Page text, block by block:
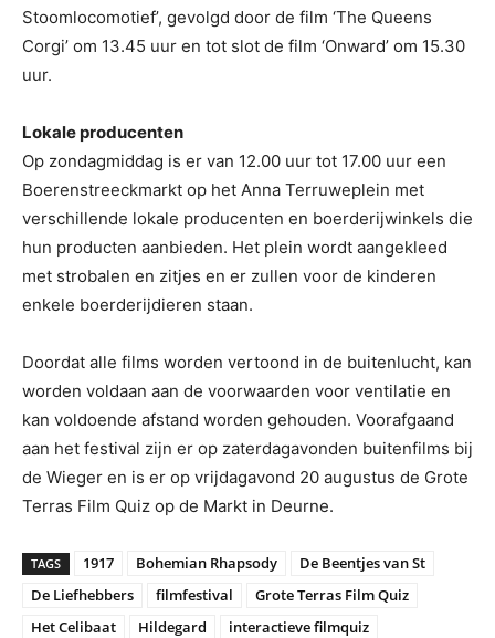
Stoomlocomotief’, gevolgd door de film ‘The Queens
Corgi’ om 13.45 uur en tot slot de film ‘Onward’ om 15.30
uur.
Lokale producenten
Op zondagmiddag is er van 12.00 uur tot 17.00 uur een
Boerenstreeckmarkt op het Anna Terruweplein met
verschillende lokale producenten en boerderijwinkels die
hun producten aanbieden. Het plein wordt aangekleed
met strobalen en zitjes en er zullen voor de kinderen
enkele boerderijdieren staan.
Doordat alle films worden vertoond in de buitenlucht, kan
worden voldaan aan de voorwaarden voor ventilatie en
kan voldoende afstand worden gehouden. Voorafgaand
aan het festival zijn er op zaterdagavonden buitenfilms bij
de Wieger en is er op vrijdagavond 20 augustus de Grote
Terras Film Quiz op de Markt in Deurne.
TAGS 1917 Bohemian Rhapsody
De Beentjes van St
De Liefhebbers
filmfestival
Grote Terras Film Quiz
Het Celibaat
Hildegard
interactieve filmquiz